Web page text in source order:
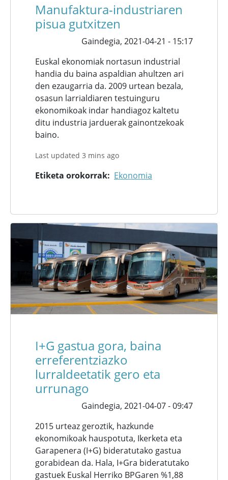
Manufaktura-industriaren
pisua gutxitzen
Gaindegia, 2021-04-21 - 15:17
Euskal ekonomiak nortasun industrial
handia du baina aspaldian ahultzen ari
den ezaugarria da. 2009 urtean bezala,
osasun larrialdiaren testuinguru
ekonomikoak indar handiagoz kaltetu
ditu industria jarduerak gainontzekoak
baino.
Last updated 3 mins ago
Etiketa orokorrak Ekonomia
I+G gastua gora, baina
erreferentziazko
lurraldeetatik gero eta
urrunago
Gaindegia, 2021-04-07 - 09:47
2015 urteaz geroztik, hazkunde
ekonomikoak hauspotuta, Ikerketa eta
Garapenera (I+G) bideratutako gastua
gorabidean da. Hala, I+Gra bideratutako
gastuek Euskal Herriko BPGaren %1,88